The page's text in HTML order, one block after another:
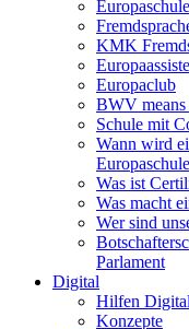
Europaschule
KMK
Europaclub
BWV means
Schule mit
Wann wird
Was ist
Was macht
Wer sind
Parlament
Digital
Hilfen
Konzepte